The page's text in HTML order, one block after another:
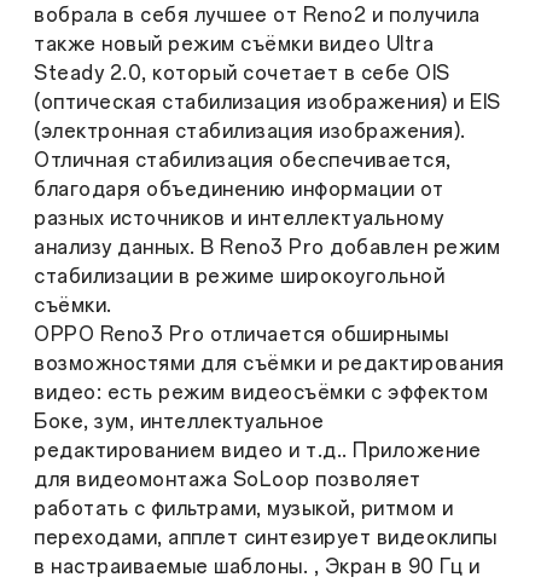
вобрала в себя лучшее от Reno2 и получила
также новый режим съёмки видео Ultra
Steady 2.0, который сочетает в себе OIS
(оптическая стабилизация изображения) и EIS
(электронная стабилизация изображения).
Отличная стабилизация обеспечивается,
благодаря объединению информации от
разных источников и интеллектуальному
анализу данных. В Reno3 Pro добавлен режим
стабилизации в режиме широкоугольной
съёмки.
OPPO Reno3 Pro отличается обширнымы
возможностями для съёмки и редактирования
видео: есть режим видеосъёмки с эффектом
Боке, зум, интеллектуальное
редактированием видео и т.д.. Приложение
для видеомонтажа SoLoop позволяет
работать с фильтрами, музыкой, ритмом и
переходами, апплет синтезирует видеоклипы
в настраиваемые шаблоны. , Экран в 90 Гц и